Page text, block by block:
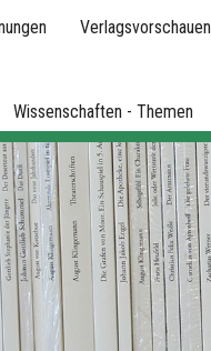
Verlagsvorschauen
Wissenschaften - Themen